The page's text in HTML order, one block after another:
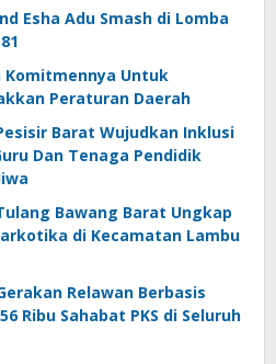
Esha Adu Smash di Lomba
Komitmennya Untuk
Peraturan Daerah
Barat Wujudkan Inklusi
Dan Tenaga Pendidik
Bawang Barat Ungkap
di Kecamatan Lambu
Relawan Berbasis
Ribu Sahabat PKS di Seluruh